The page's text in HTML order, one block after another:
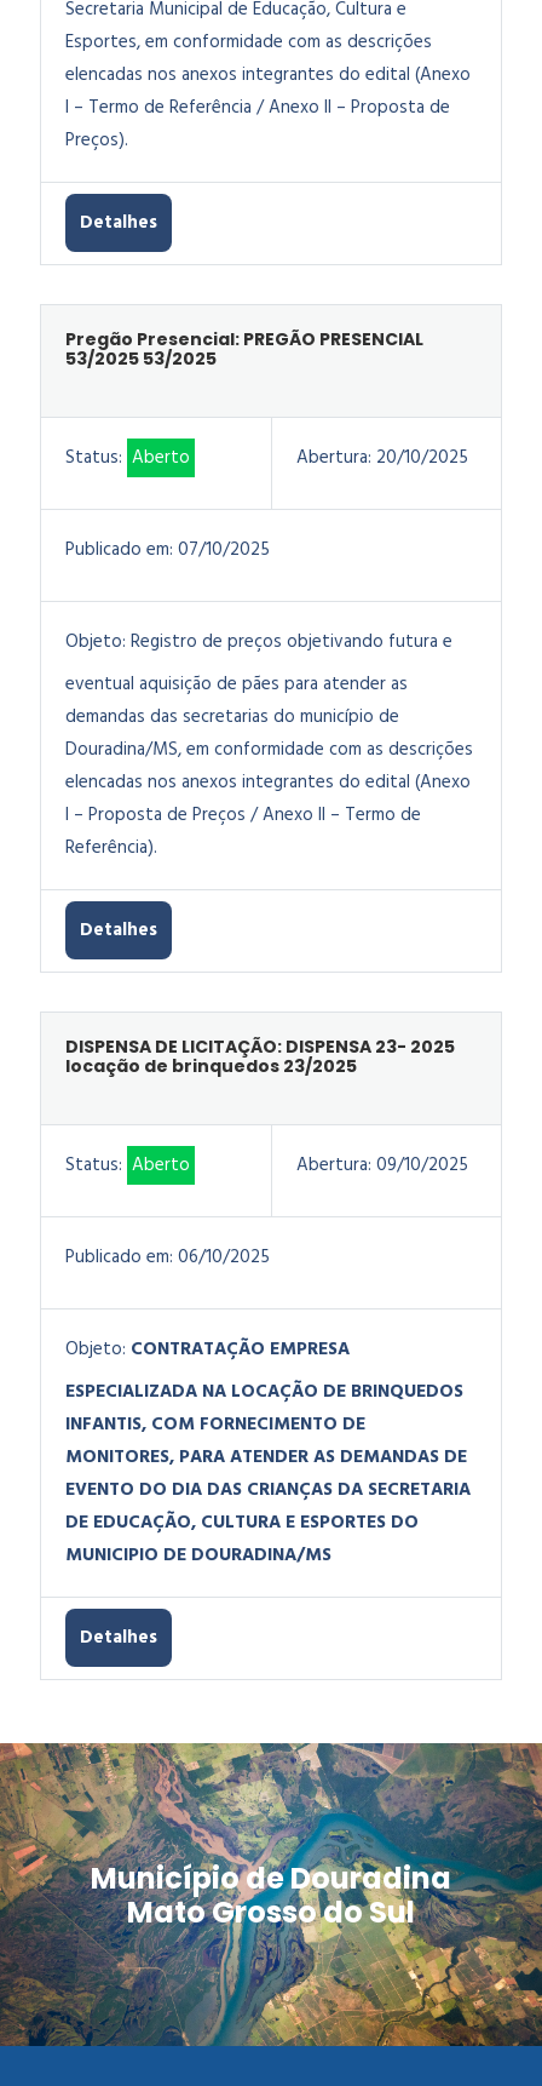
Secretaria Municipal de Educação, Cultura e
Esportes, em conformidade com as descrições
elencadas nos anexos integrantes do edital (Anexo
I – Termo de Referência / Anexo II – Proposta de
Preços).
Detalhes
Pregão Presencial: PREGÃO PRESENCIAL
53/2025 53/2025
Status: Aberto Abertura: 20/10/2025
Publicado em: 07/10/2025
Objeto: Registro de preços objetivando futura e
eventual aquisição de pães para atender as
demandas das secretarias do município de
Douradina/MS, em conformidade com as descrições
elencadas nos anexos integrantes do edital (Anexo
I – Proposta de Preços / Anexo II – Termo de
Referência).
Detalhes
DISPENSA DE LICITAÇÃO: DISPENSA 23- 2025
locação de brinquedos 23/2025
Status: Aberto Abertura: 09/10/2025
Publicado em: 06/10/2025
Objeto: CONTRATAÇÃO EMPRESA
ESPECIALIZADA NA LOCAÇÃO DE BRINQUEDOS
INFANTIS, COM FORNECIMENTO DE
MONITORES, PARA ATENDER AS DEMANDAS DE
EVENTO DO DIA DAS CRIANÇAS DA SECRETARIA
DE EDUCAÇÃO, CULTURA E ESPORTES DO
MUNICIPIO DE DOURADINA/MS
Detalhes
Município de Douradina
Mato Grosso do Sul